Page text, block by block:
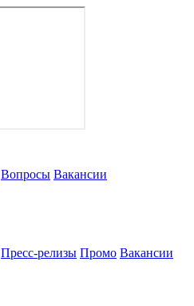
Вопросы Вакансии
Пресс-релизы Промо Вакансии